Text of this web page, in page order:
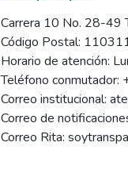
Carrera 10 No. 28-49
Código Postal:
Horario de atención:
Teléfono
Correo institucional:
Correo de
Correo Rita: